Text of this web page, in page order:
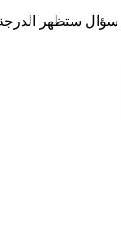
ستظهر الدرجة